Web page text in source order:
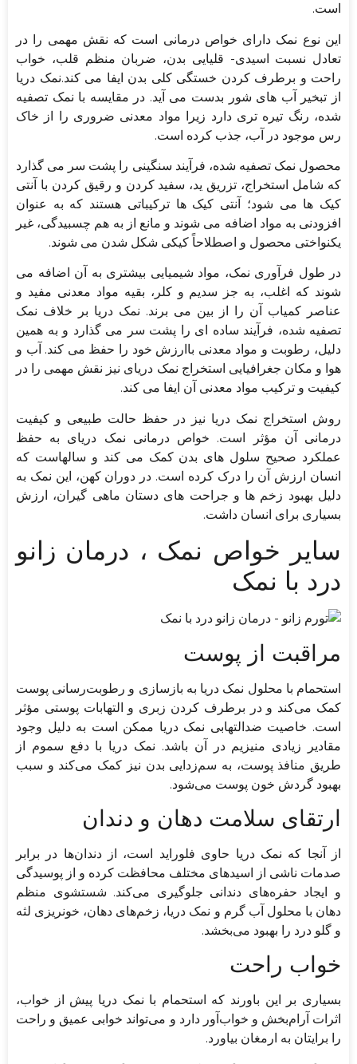
است.
این نوع نمک دارای خواص درمانی است که نقش مهمی را در
تعادل نسبت اسیدی- قلیایی بدن، ضربان منظم قلب، خواب
راحت و برطرف کردن خستگی کلی بدن ایفا می کند.نمک دریا
از تبخیر آب های شور بدست می آید. در مقایسه با نمک تصفیه
شده، رنگ تیره تری دارد زیرا مواد معدنی ضروری را از خاک
رس موجود در آب، جذب کرده است.
محصول نمک تصفیه شده، فرآیند سنگینی را پشت سر می گذارد
که شامل استخراج، تزریق ید، سفید کردن و رقیق کردن با آنتی
کیک ها می شود؛ آنتی کیک ها ترکیباتی هستند که به عنوان
افزودنی به مواد اضافه می شوند و مانع از به هم چسبیدگی، غیر
یکنواختی محصول و اصطلاحاً کیکی شکل شدن می شوند.
در طول فرآوری نمک، مواد شیمیایی بیشتری به آن اضافه می
شوند که اغلب، به جز سدیم و کلر، بقیه مواد معدنی مفید و
عناصر کمیاب آن را از بین می برند. نمک دریا بر خلاف نمک
تصفیه شده، فرآیند ساده ای را پشت سر می گذارد و به همین
دلیل، رطوبت و مواد معدنی باارزش خود را حفظ می کند. آب و
هوا و مکان جغرافیایی استخراج نمک دریای نیز نقش مهمی را در
کیفیت و ترکیب مواد معدنی آن ایفا می کند.
روش استخراج نمک دریا نیز در حفظ حالت طبیعی و کیفیت
درمانی آن مؤثر است. خواص درمانی نمک دریای به حفظ
عملکرد صحیح سلول های بدن کمک می کند و سالهاست که
انسان ارزش آن را درک کرده است. در دوران کهن، این نمک به
دلیل بهبود زخم ها و جراحت های دستان ماهی گیران، ارزش
بسیاری برای انسان داشت.
سایر خواص نمک ، درمان زانو
درد با نمک
مراقبت از پوست
استحمام با محلول نمک دریا به بازسازی و رطوبت‌رسانی پوست
کمک می‌کند و در برطرف کردن زبری و التهابات پوستی مؤثر
است. خاصیت ضدالتهابی نمک دریا ممکن است به دلیل وجود
مقادیر زیادی منیزیم در آن باشد. نمک دریا با دفع سموم از
طریق منافذ پوست، به سم‌زدایی بدن نیز کمک می‌کند و سبب
بهبود گردش خون پوست می‌شود.
ارتقای سلامت دهان و دندان
از آنجا که نمک دریا حاوی فلوراید است، از دندان‌ها در برابر
صدمات ناشی از اسیدهای مختلف محافظت کرده و از پوسیدگی
و ایجاد حفره‌های دندانی جلوگیری می‌کند. شستشوی منظم
دهان با محلول آب گرم و نمک دریا، زخم‌های دهان، خونریزی لثه
و گلو درد را بهبود می‌بخشد.
خواب راحت
بسیاری بر این باورند که استحمام با نمک دریا پیش از خواب،
اثرات آرام‌بخش و خواب‌آور دارد و می‌تواند خوابی عمیق و راحت
را برایتان به ارمغان بیاورد.